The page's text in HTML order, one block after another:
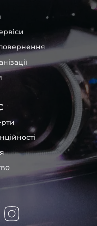
на всій
у будь-який